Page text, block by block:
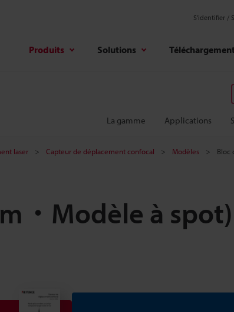
S'identifier /
Produits Solutions
La gamme Applications
laser Capteur de déplacement confocal Modèles Bloc
・Modèle à spot)